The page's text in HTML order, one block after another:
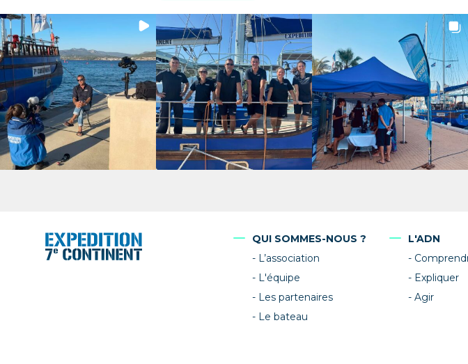
QUI SOMMES-NOUS ?
L’association
L'équipe
Les partenaires
Le bateau
L'ADN
Expliquer
Agir